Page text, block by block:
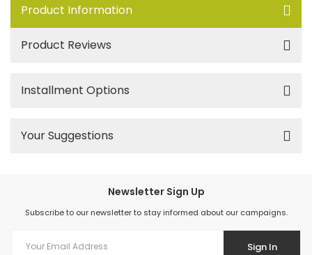
Product Information
Product Reviews
Installment Options
Your Suggestions
Newsletter Sign Up
Subscribe to our newsletter to stay informed about our campaigns.
Sign In